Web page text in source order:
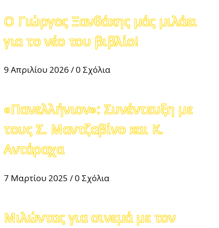
Ο Γιώργος Ξανθάκης μάς μιλάει
για το νέο του βιβλίο!
9 Απριλίου 2026 /0 Σχόλια
«Πανελλήνιον»: Συνέντευξη με
τους Σ. Μαντζαβίνο και Κ.
Αντάραχα
7 Μαρτίου 2025 /0 Σχόλια
Μιλώντας για σινεμά με τον